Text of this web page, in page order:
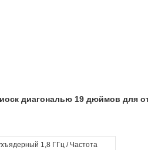
диагональю 19 дюймов для
1,8 ГГц / Частота